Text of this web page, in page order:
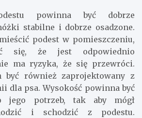
powinna być dobrze
stabilne i dobrze osadzone.
podest w pomieszczeniu,
się, że jest odpowiednio
ma ryzyka, że się przewróci.
być również zaprojektowany z
dla psa. Wysokość powinna być
jego potrzeb, tak aby mógł
i schodzić z podestu.